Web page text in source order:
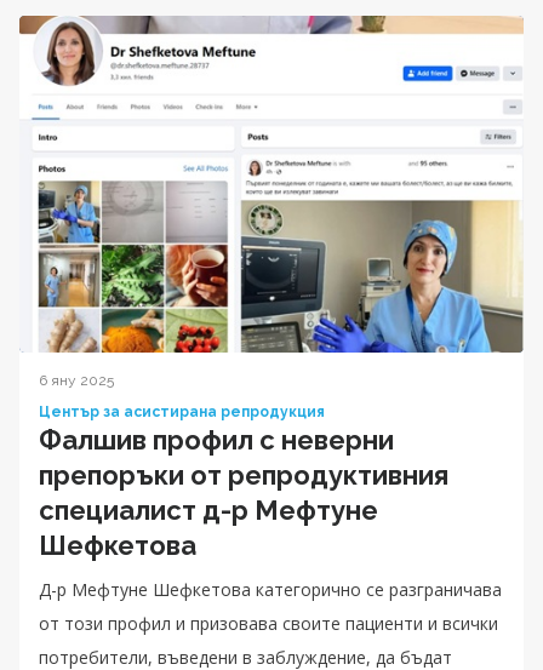
6 яну 2025
Център за асистирана репродукция
Фалшив профил с неверни
препоръки от репродуктивния
специалист д-р Мефтуне
Шефкетова
Д-р Мефтуне Шефкетова категорично се разграничава
от този профил и призовава своите пациенти и всички
потребители, въведени в заблуждение, да бъдат